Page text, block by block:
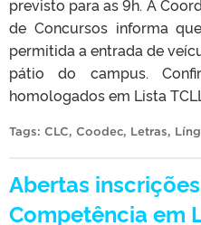
previsto para as 9h. A
de Concursos informa
permitida a entrada de
pátio do campus.
homologados em Lista
Tags: CLC, Coodec, Letras,
Abertas
Competência em